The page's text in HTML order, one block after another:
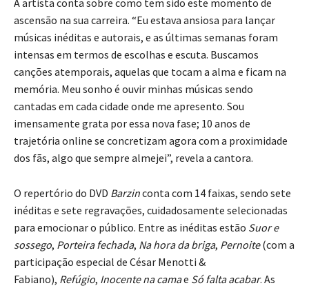
A artista conta sobre como tem sido este momento de
ascensão na sua carreira. “Eu estava ansiosa para lançar
músicas inéditas e autorais, e as últimas semanas foram
intensas em termos de escolhas e escuta. Buscamos
canções atemporais, aquelas que tocam a alma e ficam na
memória. Meu sonho é ouvir minhas músicas sendo
cantadas em cada cidade onde me apresento. Sou
imensamente grata por essa nova fase; 10 anos de
trajetória online se concretizam agora com a proximidade
dos fãs, algo que sempre almejei”, revela a cantora.
O repertório do DVD Barzinconta com 14 faixas, sendo sete
inéditas e sete regravações, cuidadosamente selecionadas
para emocionar o público. Entre as inéditas estão Suor e
sossego, Porteira fechada, Na hora da briga, Pernoite(com a
participação especial de César Menotti &
Fabiano), Refúgio, Inocente na camae Só falta acabar. As